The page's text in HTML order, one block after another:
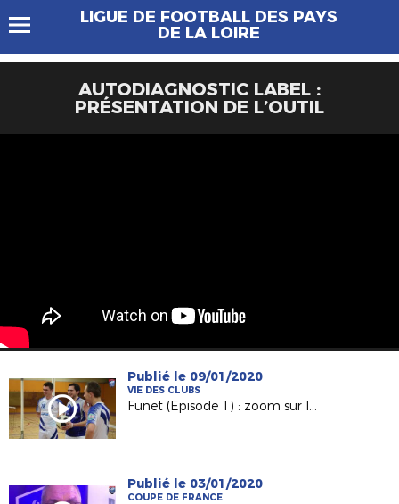
LIGUE DE FOOTBALL DES PAYS
DE LA LOIRE
AUTODIAGNOSTIC LABEL :
PRÉSENTATION DE L’OUTIL
Publié le 09/01/2020
VIE DES CLUBS
Funet (Episode 1) : zoom sur le club de Nantes Laëtitia Tennis Ballon.
Publié le 03/01/2020
COUPE DE FRANCE